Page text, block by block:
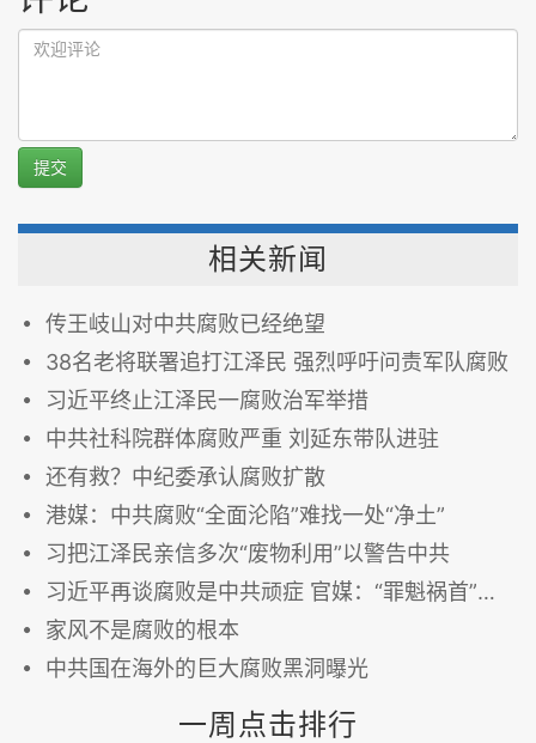
提交
相关新闻
传王岐山对中共腐败已经绝望
38名老将联署追打江泽民 强烈呼吁问责军队腐败
习近平终止江泽民一腐败治军举措
中共社科院群体腐败严重 刘延东带队进驻
还有救？中纪委承认腐败扩散
港媒：中共腐败“全面沦陷”难找一处“净土”
习把江泽民亲信多次“废物利用”以警告中共
习近平再谈腐败是中共顽症 官媒：“罪魁祸首”是江泽民
家风不是腐败的根本
中共国在海外的巨大腐败黑洞曝光
一周点击排行